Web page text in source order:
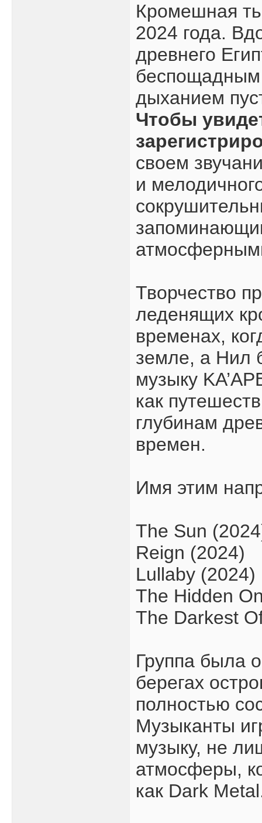
Кромешная
2024 года.
древнего
беспощадным
дыханием
Чтобы
своем
и
Творчество
леденящих
временах,
земле, а Нил
музыку
как
глубинам
времен.
Имя этим
The Sun
Reign (2024)
Lullaby (2024)
The Hidden
The Darkest
Группа была
берегах
полностью
Музыканты
музыку, не
атмосферы,
как Dark